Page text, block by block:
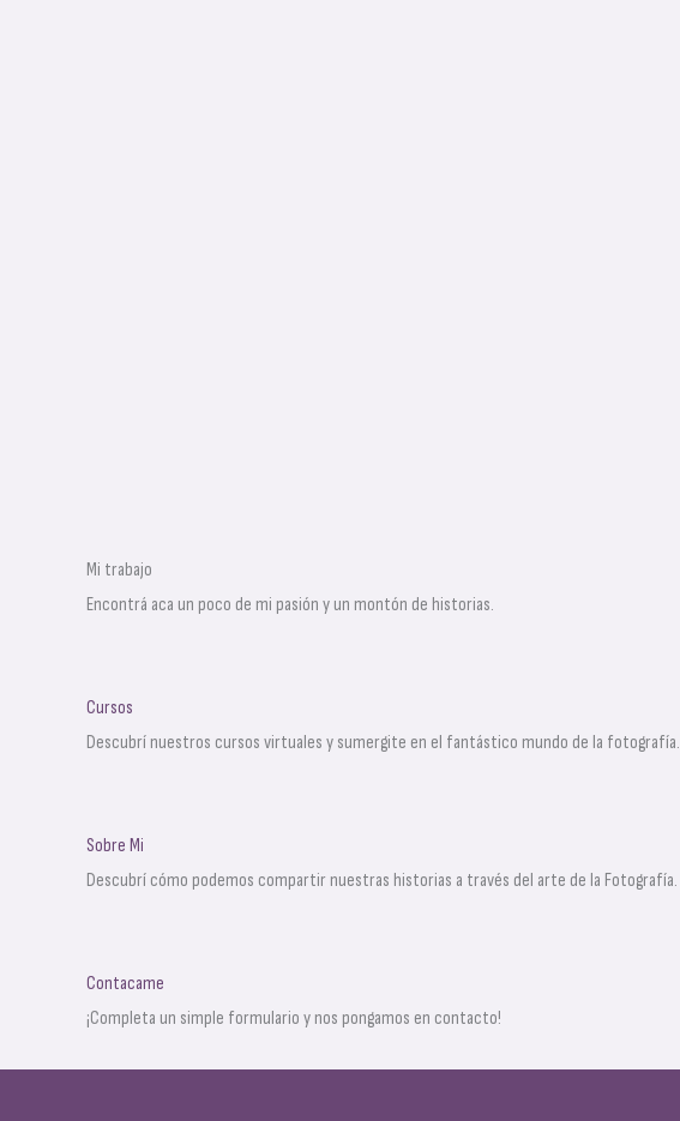
Mi trabajo
Encontrá aca un poco de mi pasión y un montón de historias.
Cursos
Descubrí nuestros cursos virtuales y sumergite en el fantástico mundo de la fotografía.
Sobre Mi
Descubrí cómo podemos compartir nuestras historias a través del arte de la Fotografía.
Contacame
¡Completa un simple formulario y nos pongamos en contacto!